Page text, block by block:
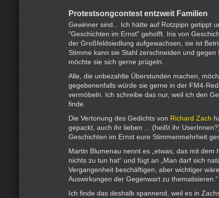
Protestsongcontest entzweit Familien
Gewinner sind... Ich hätte auf Rotzpipn getippt
"Geschichten im Ernst" gehofft. Iris von
der Großfeldsiedlung aufgewachsen, sie ist
Stimme kann sie Stahl zerschneiden und gegen
möchte sie sich gerne prügeln.
Alle, die unbezahlte Überstunden machen,
gegebenenfalls würde sie gerne in der FM4-
vermöbeln. Ich schreibe das nur, weil ich den
finde.
Die Vertonung des Gedichts von Richard Zach
gepackt, auch ihr lieben ... (heißt ihr
Geschichten im Ernst eure Stimmenmehrheit
Martin Blumenau nennt es „etwas, das mit dem
nichts zu tun hat“ und fügt an „Man darf sich
Vergangenheit beschäftigen, aber wichtiger
Auswirkungen der Gegenwart zu thematisieren.“
Ich finde das deshalb spannend, weil es in